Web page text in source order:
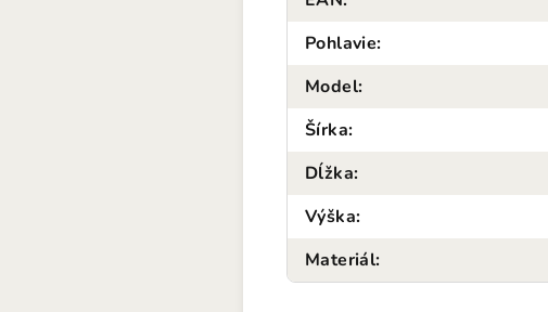
Pohlavie:
Model:
Šírka:
Dĺžka:
Výška:
Materiál: